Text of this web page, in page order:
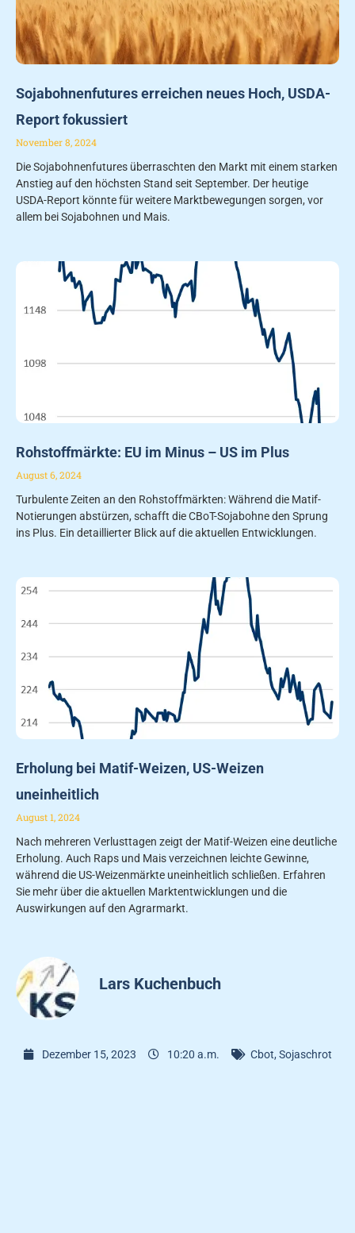
Sojabohnenfutures erreichen neues Hoch, USDA-
Report fokussiert
November 8, 2024
Die Sojabohnenfutures überraschten den Markt mit einem starken
Anstieg auf den höchsten Stand seit September. Der heutige
USDA-Report könnte für weitere Marktbewegungen sorgen, vor
allem bei Sojabohnen und Mais.
Rohstoffmärkte: EU im Minus – US im Plus
August 6, 2024
Turbulente Zeiten an den Rohstoffmärkten: Während die Matif-
Notierungen abstürzen, schafft die CBoT-Sojabohne den Sprung
ins Plus. Ein detaillierter Blick auf die aktuellen Entwicklungen.
Erholung bei Matif-Weizen, US-Weizen
uneinheitlich
August 1, 2024
Nach mehreren Verlusttagen zeigt der Matif-Weizen eine deutliche
Erholung. Auch Raps und Mais verzeichnen leichte Gewinne,
während die US-Weizenmärkte uneinheitlich schließen. Erfahren
Sie mehr über die aktuellen Marktentwicklungen und die
Auswirkungen auf den Agrarmarkt.
Lars Kuchenbuch
Dezember 15, 2023 10:20 a.m. Cbot, Sojaschrot